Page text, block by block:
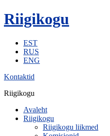
Riigikogu
EST
RUS
ENG
Kontaktid
Riigikogu
Avaleht
Riigikogu
Riigikogu liikmed